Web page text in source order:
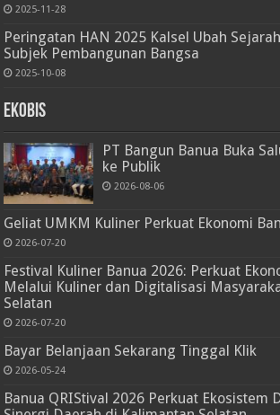
2025-11-28
Peringatan HAN 2025 Kalsel Ubah
Subjek Pembangunan Bangsa
2025-10-08
Ekobis
PT Bangun Banua Buka
ke Publik
2026-08-06
Geliat UMKM Kuliner Perkuat Ekonomi
2026-07-20
Festival Kuliner Banua 2026: Perkuat
Melalui Kuliner dan Digitalisasi
Selatan
2026-07-20
Bayar Belanjaan Sekarang Tinggal Klik
2026-05-24
Banua QRIStival 2026 Perkuat Ekosistem